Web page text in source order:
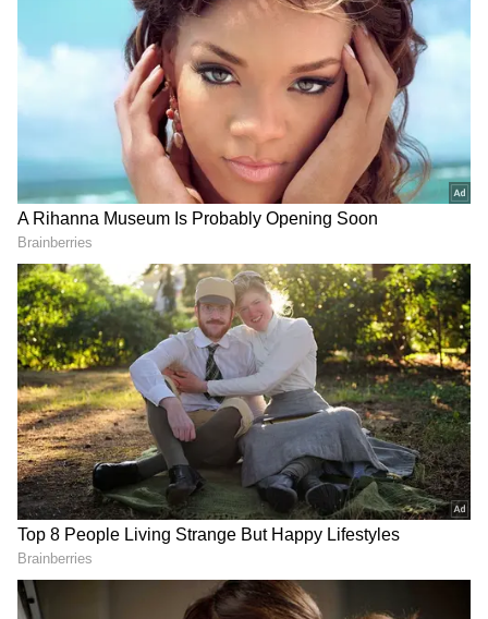
Getty
174 దేశాల ఆర్థిక వ్యవస్థల కంటే ఎక్కువ సంపద
ప్రపంచంలో కేవలం కొద్ది దేశాలకే 1 ట్రిలియన్ డాలర్లకు పైగా
జీడీపీ ఉంది. మస్క్ సంపద ప్రస్తుతం సుమారు 1.1 ట్రిలియన్
డాలర్లుగా ఉండటంతో, ప్రపంచంలోని దాదాపు 174 దేశాల
వార్షిక ఆర్థిక ఉత్పత్తి కంటే ఆయన వ్యక్తిగత ఆస్తుల విలువ
ఎక్కువగా ఉందని విశ్లేషకులు చెబుతున్నారు.